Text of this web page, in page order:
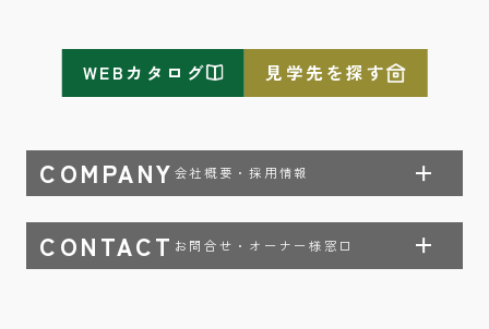
COMPANY 会社概要・採用情報
CONTACT お問合せ・オーナー様窓口
WEBカタログ 見学先を探す